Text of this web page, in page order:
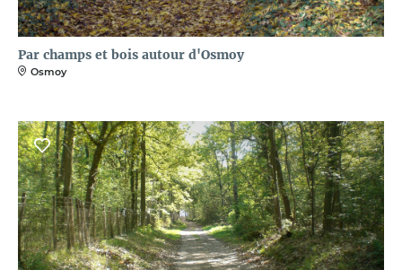
Par champs et bois autour d'Osmoy
Osmoy